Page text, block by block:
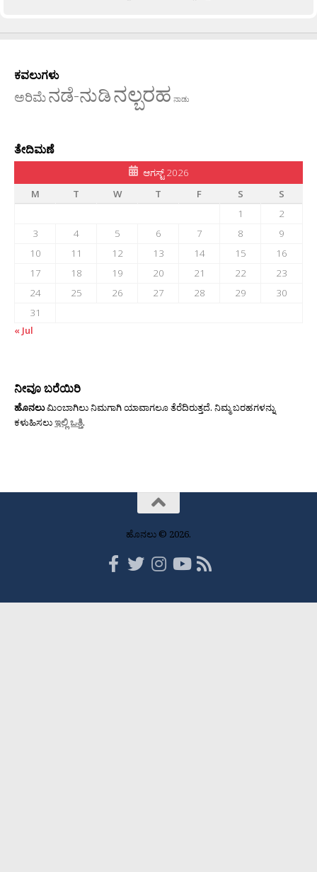
ಕವಲುಗಳು
ಅರಿಮೆನಡೆ-ನುಡಿನಲ್ಬರಹ ನಾಡು
ತೇದಿಮಣೆ
ಆಗಸ್ಟ್ 2026
M
T W T F S
S
1
2
3
4 5 6 7 8
9
10
11 12 13 14 15
16
17
18 19 20 21 22
23
24
25 26 27 28 29
30
31
« Jul
ನೀವೂ ಬರೆಯಿರಿ
ಹೊನಲುಮಿಂಬಾಗಿಲು ನಿಮಗಾಗಿ ಯಾವಾಗಲೂ ತೆರೆದಿರುತ್ತದೆ. ನಿಮ್ಮ ಬರಹಗಳನ್ನು
ಕಳುಹಿಸಲುಇಲ್ಲಿ ಒತ್ತಿ.
ಹೊನಲು © 2026.